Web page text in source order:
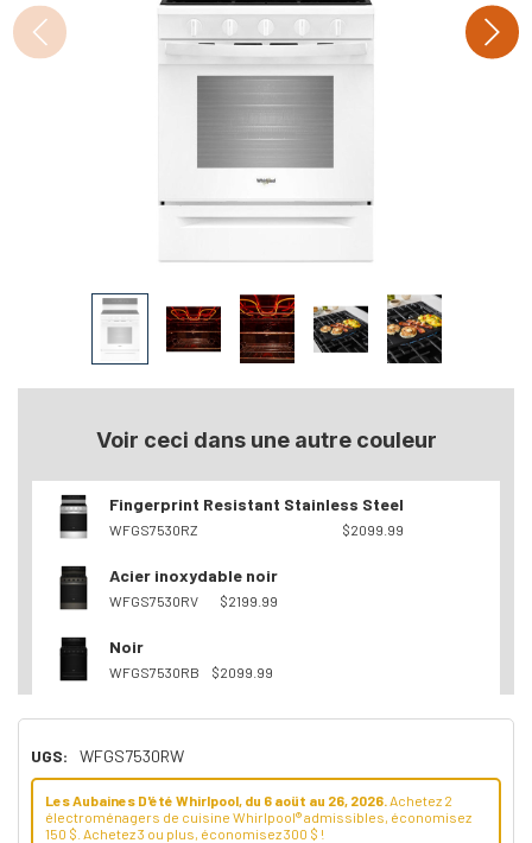
Voir ceci dans une autre couleur
Fingerprint Resistant Stainless Steel
WFGS7530RZ $2099.99
Acier inoxydable noir
WFGS7530RV $2199.99
Noir
WFGS7530RB $2099.99
UGS: WFGS7530RW
Les Aubaines D'été Whirlpool, du 6 aoüt au 26, 2026.Achetez 2
électroménagers de cuisine Whirlpool® admissibles, économisez
150 $. Achetez 3 ou plus, économisez 300 $ !